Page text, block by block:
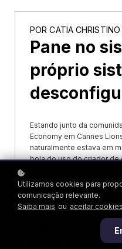
PORCATIA CHRISTINO
Pane no
próprio
Estando junto da
Economy em Cannes
naturalmente estava em
bola do uso do criador
e internacionalização de
|
Utilizamos cookies para
comunicação relevante.
Saiba mais ou aceitar